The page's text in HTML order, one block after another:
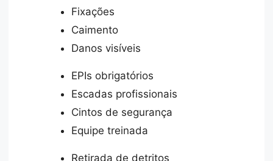
Fixações
Caimento
Danos visíveis
EPIs obrigatórios
Escadas profissionais
Cintos de segurança
Equipe treinada
Retirada de detritos